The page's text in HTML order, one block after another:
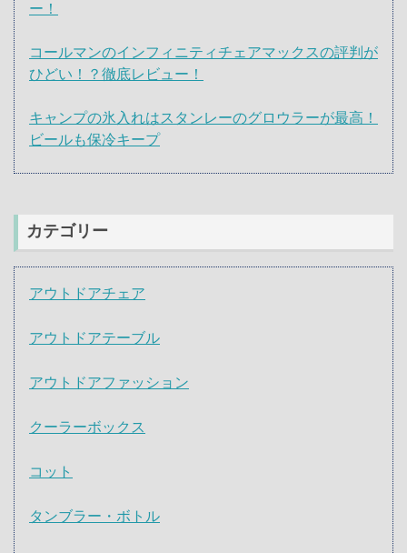
ー！
コールマンのインフィニティチェアマックスの評判が
ひどい！？徹底レビュー！
キャンプの氷入れはスタンレーのグロウラーが最高！
ビールも保冷キープ
カテゴリー
アウトドアチェア
アウトドアテーブル
アウトドアファッション
クーラーボックス
コット
タンブラー・ボトル